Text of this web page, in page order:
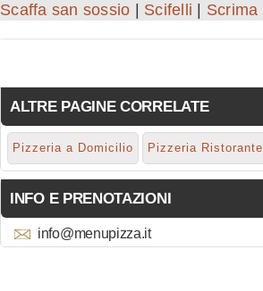
Scaffa san sossio
Scifelli Scrima
ALTRE PAGINE CORRELATE
Pizzeria a Domicilio Pizzeria Ristorante
INFO E PRENOTAZIONI
info@menupizza.it